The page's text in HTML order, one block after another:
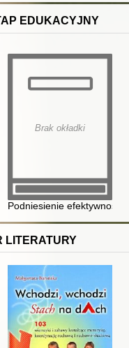
EDUKACYJNY
: poradnik nie tylko dla
Brak okładki
Podniesienie efektywności
LITERATURY